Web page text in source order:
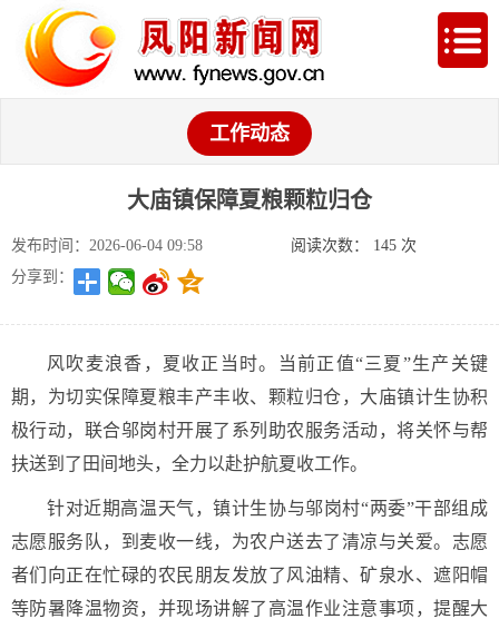
工作动态
大庙镇保障夏粮颗粒归仓
发布时间：2026-06-04 09:58 阅读次数： 145 次
分享到：
风吹麦浪香，夏收正当时。当前正值“三夏”生产关键
期，为切实保障夏粮丰产丰收、颗粒归仓，大庙镇计生协积
极行动，联合邬岗村开展了系列助农服务活动，将关怀与帮
扶送到了田间地头，全力以赴护航夏收工作。
针对近期高温天气，镇计生协与邬岗村“两委”干部组成
志愿服务队，到麦收一线，为农户送去了清凉与关爱。志愿
者们向正在忙碌的农民朋友发放了风油精、矿泉水、遮阳帽
等防暑降温物资，并现场讲解了高温作业注意事项，提醒大